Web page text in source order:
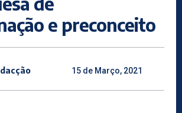
e preconceito
15 de Março, 2021